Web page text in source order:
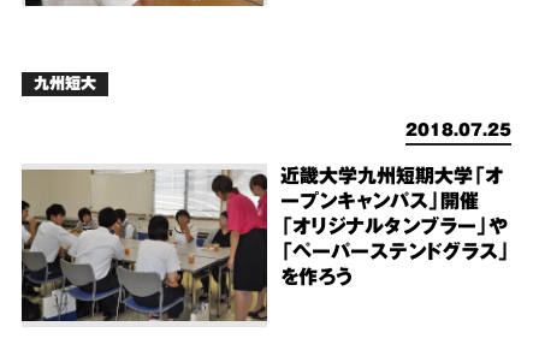
九州短大
2018.07.25
近畿大学九州短期大学「オ
ープンキャンパス」開催
「オリジナルタンブラー」や
「ペーパーステンドグラス」
を作ろう